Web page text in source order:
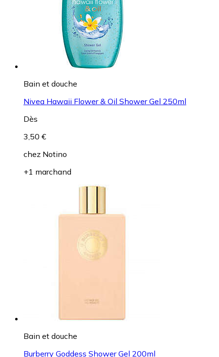
Bain et douche
Nivea Hawaii Flower & Oil Shower Gel 250ml
Dès
3,50 €
chez Notino
+1 marchand
Bain et douche
Burberry Goddess Shower Gel 200ml